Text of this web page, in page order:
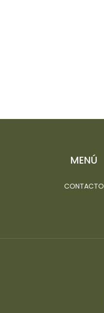
MENÚ
CONTACTO